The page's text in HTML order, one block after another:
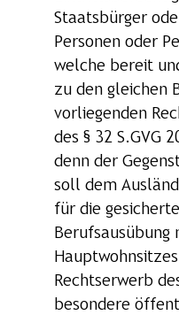
Staatsbürger
Personen oder
welche bereit
zu den gleichen
vorliegenden
des § 32 S.GVG
denn der
soll dem
für die
Berufsausübung
Rechtserwerb
besondere